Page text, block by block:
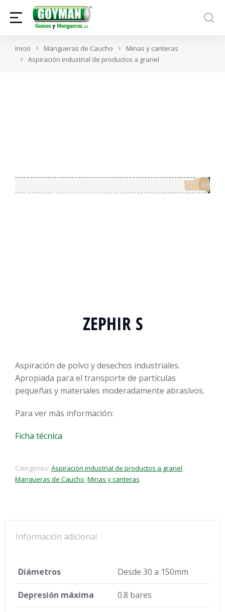
Estás aquí:
Inicio Mangueras de Caucho
Minas y canteras
Aspiración industrial de productos a granel
ZEPHIR S
Aspiración de polvo y desechos industriales.
Apropiada para el transporte de partículas
pequeñas y materiales moderadamente abrasivos.
Para ver más información:
Ficha técnica
Categories: Aspiración industrial de productos a granel,
Mangueras de Caucho, Minas y canteras
Información adicional
Diámetros Desde 30 a 150mm
Depresión máxima 0.8 bares